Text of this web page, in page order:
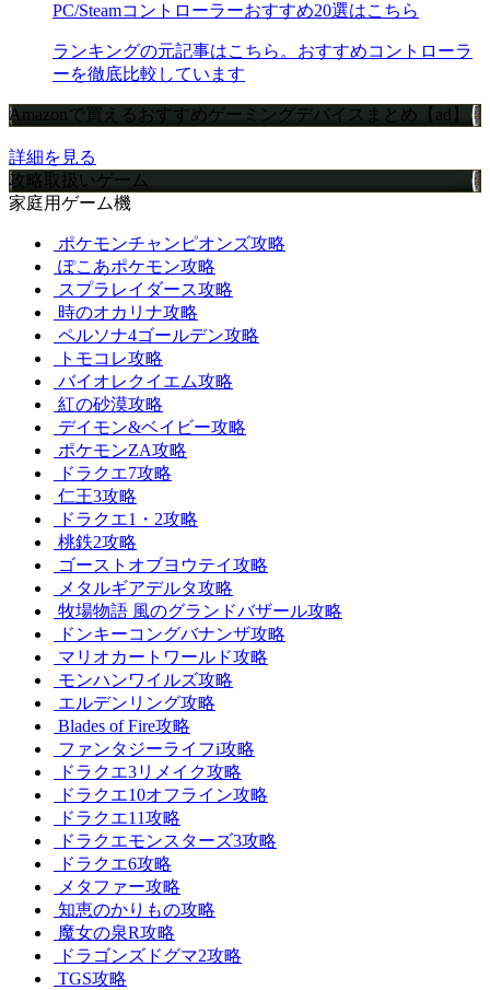
PC/Steamコントローラーおすすめ20選はこちら
ランキングの元記事はこちら。おすすめコントローラ
ーを徹底比較しています
Amazonで買えるおすすめゲーミングデバイスまとめ【ad】
詳細を見る
攻略取扱いゲーム
家庭用ゲーム機
ポケモンチャンピオンズ攻略
ぽこあポケモン攻略
スプラレイダース攻略
時のオカリナ攻略
ペルソナ4ゴールデン攻略
トモコレ攻略
バイオレクイエム攻略
紅の砂漠攻略
デイモン&ベイビー攻略
ポケモンZA攻略
ドラクエ7攻略
仁王3攻略
ドラクエ1・2攻略
桃鉄2攻略
ゴーストオブヨウテイ攻略
メタルギアデルタ攻略
牧場物語 風のグランドバザール攻略
ドンキーコングバナンザ攻略
マリオカートワールド攻略
モンハンワイルズ攻略
エルデンリング攻略
Blades of Fire攻略
ファンタジーライフi攻略
ドラクエ3リメイク攻略
ドラクエ10オフライン攻略
ドラクエ11攻略
ドラクエモンスターズ3攻略
ドラクエ6攻略
メタファー攻略
知恵のかりもの攻略
魔女の泉R攻略
ドラゴンズドグマ2攻略
TGS攻略